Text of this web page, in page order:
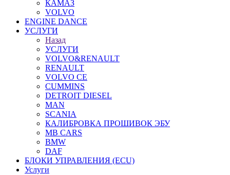
КАМАЗ
VOLVO
ENGINE DANCE
УСЛУГИ
Назад
УСЛУГИ
VOLVO&RENAULT
RENAULT
VOLVO CE
CUMMINS
DETROIT DIESEL
MAN
SCANIA
КАЛИБРОВКА ПРОШИВОК ЭБУ
MB CARS
BMW
DAF
БЛОКИ УПРАВЛЕНИЯ (ECU)
Услуги